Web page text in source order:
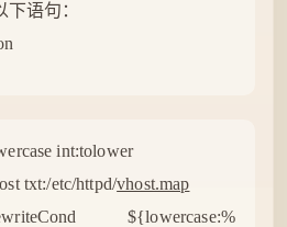
语句：
int:tolower
txt:/etc/httpd/vhost.map
${lowercase:%